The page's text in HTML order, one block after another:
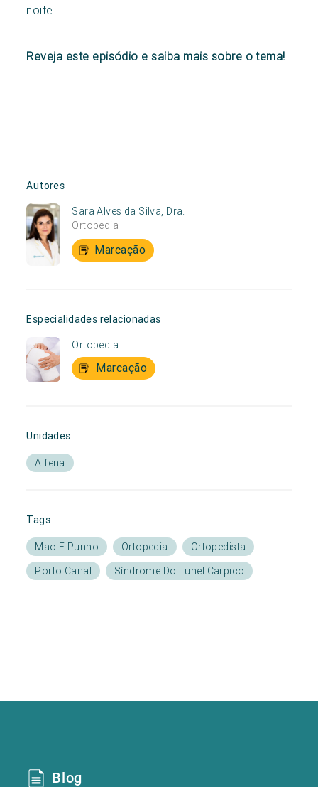
noite.
Reveja este episódio e saiba mais sobre o tema!
Autores
Sara Alves da Silva, Dra.
Ortopedia
Marcação
Especialidades relacionadas
Ortopedia
Marcação
Unidades
Alfena
Tags
Mao E Punho Ortopedia
Ortopedista
Porto Canal
Síndrome Do Tunel Carpico
Blog